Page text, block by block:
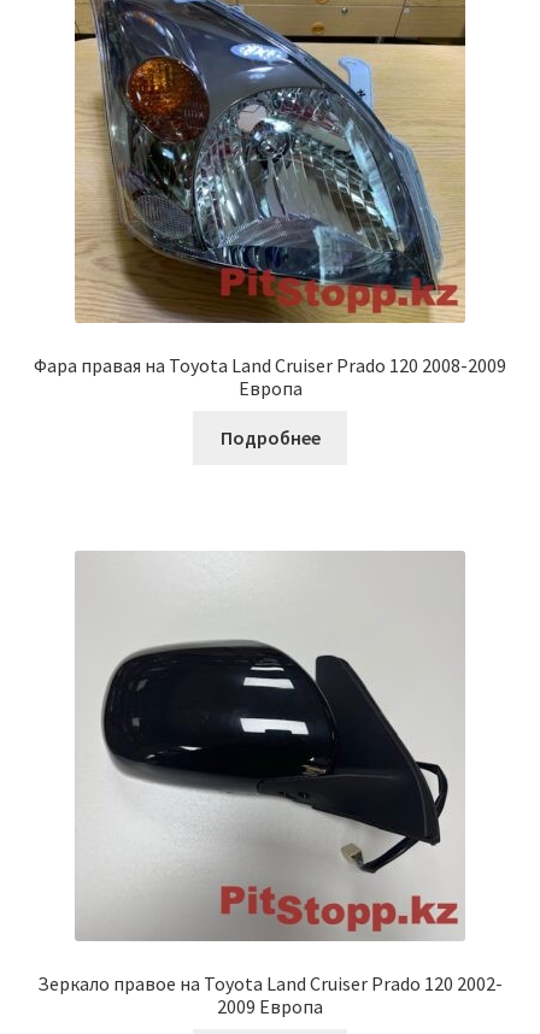
Фара правая на Toyota Land Cruiser Prado 120 2008-2009
Европа
Подробнее
Зеркало правое на Toyota Land Cruiser Prado 120 2002-
2009 Европа